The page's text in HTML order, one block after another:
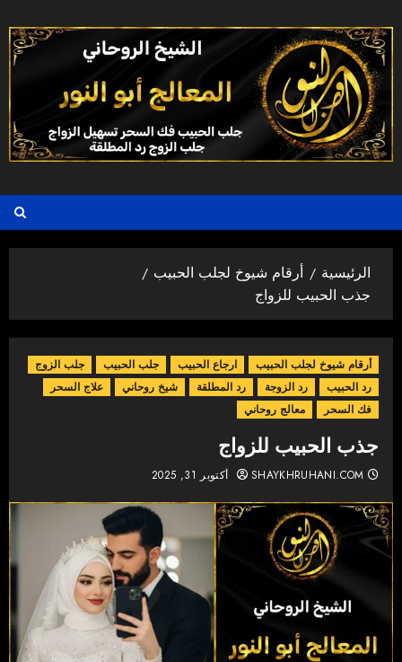
إلى
المحتوى
الرئيسية
أرقام شيوخ لجلب الحبيب
جذب الحبيب للزواج
أرقام شيوخ لجلب الحبيب ارجاع الحبيب جلب الحبيب
جلب الزوج
رد الحبيب
رد الزوجة رد المطلقة شيخ روحاني
علاج السحر
فك السحر
معالج روحاني
جذب الحبيب للزواج
SHAYKHRUHANI.COM أكتوبر 31, 2025